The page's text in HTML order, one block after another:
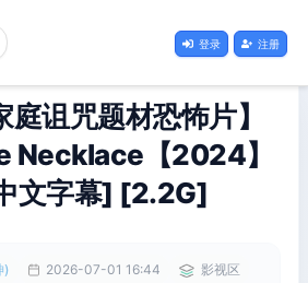
登录 注册
诅咒题材恐怖片】
Necklace【2024】
文字幕] [2.2G]
) 2026-07-01 16:44
影视区